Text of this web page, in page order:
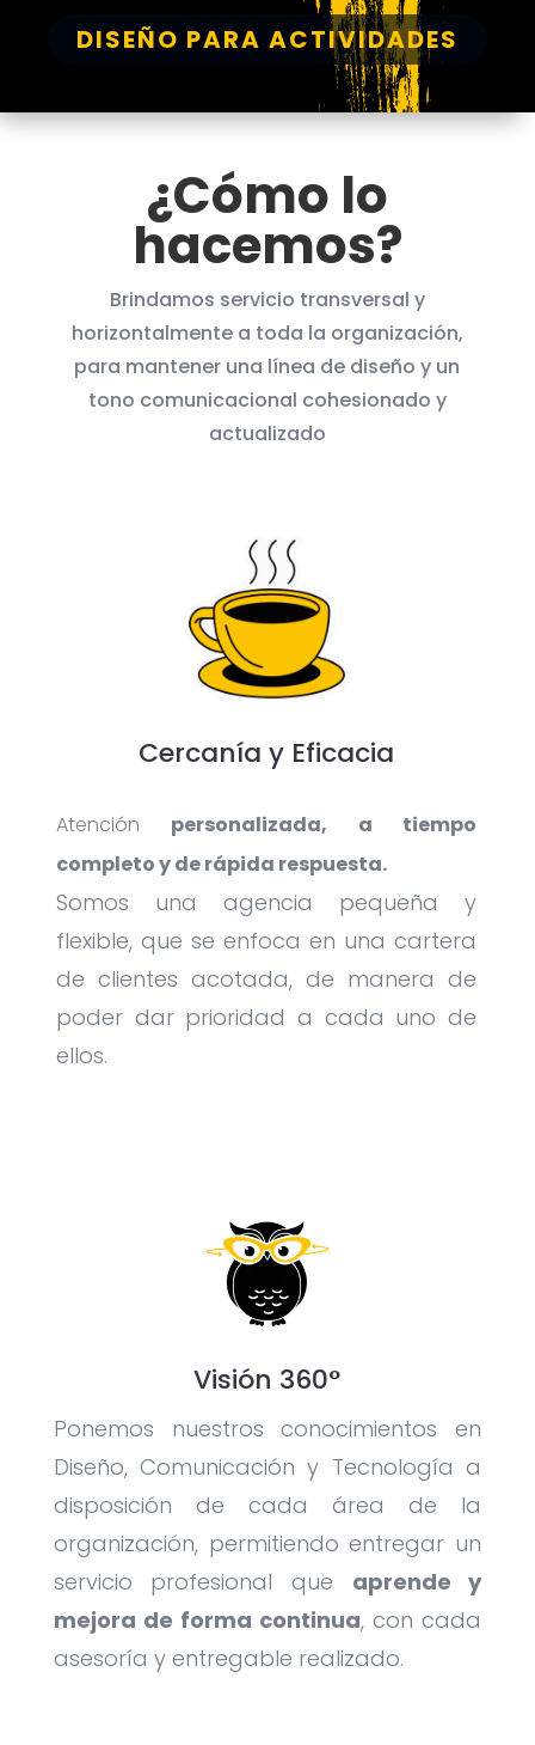
DISEÑO PARA ACTIVIDADES
¿Cómo lo
hacemos?
Brindamos servicio transversal y
horizontalmente a toda la organización,
para mantener una línea de diseño y un
tono comunicacional cohesionado y
actualizado
Cercanía y Eficacia
Atención personalizada, a tiempo
completo y de rápida respuesta.
Somos una agencia pequeña y
flexible, que se enfoca en una cartera
de clientes acotada, de manera de
poder dar prioridad a cada uno de
ellos.
Visión 360°
Ponemos nuestros conocimientos en
Diseño, Comunicación y Tecnología a
disposición de cada área de la
organización, permitiendo entregar un
servicio profesional que aprende y
mejora de forma continua, con cada
asesoría y entregable realizado.